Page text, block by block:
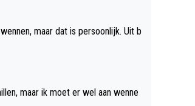
maar dat is persoonlijk. Uit b
maar ik moet er wel aan wenne